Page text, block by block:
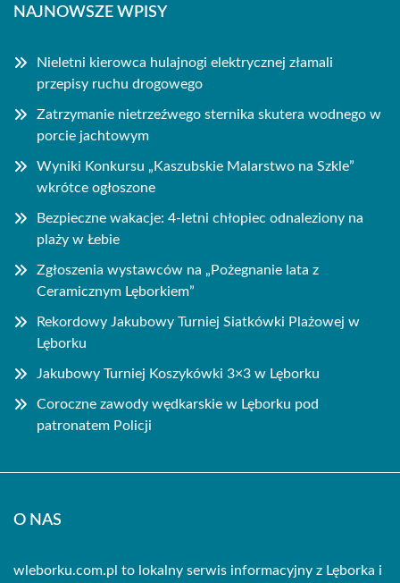
NAJNOWSZE WPISY
Nieletni kierowca hulajnogi elektrycznej złamali
przepisy ruchu drogowego
Zatrzymanie nietrzeźwego sternika skutera wodnego w
porcie jachtowym
Wyniki Konkursu „Kaszubskie Malarstwo na Szkle”
wkrótce ogłoszone
Bezpieczne wakacje: 4-letni chłopiec odnaleziony na
plaży w Łebie
Zgłoszenia wystawców na „Pożegnanie lata z
Ceramicznym Lęborkiem”
Rekordowy Jakubowy Turniej Siatkówki Plażowej w
Lęborku
Jakubowy Turniej Koszykówki 3×3 w Lęborku
Coroczne zawody wędkarskie w Lęborku pod
patronatem Policji
O NAS
wleborku.com.pl to lokalny serwis informacyjny z Lęborka i